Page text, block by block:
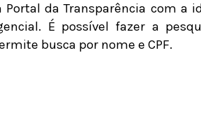
da Transparência com a
É possível fazer a
busca por nome e CPF.